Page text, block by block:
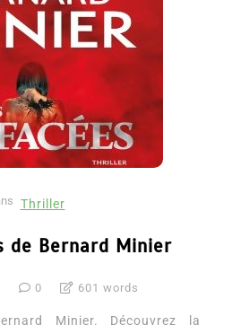
Thriller
de Bernard Minier
0 601 words
Minier. Découvrez la